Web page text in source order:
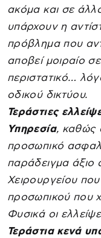
ακόμα και σε
υπάρχουν η
πρόβλημα που
αποβεί μοιραίο
περιστατικό…
οδικού δικτύου.
Τεράστιες
Υπηρεσία, καθώς
προσωπικό
παράδειγμα άξιο
Χειρουργείου
προσωπικού που
Φυσικά οι
Τεράστια κενά